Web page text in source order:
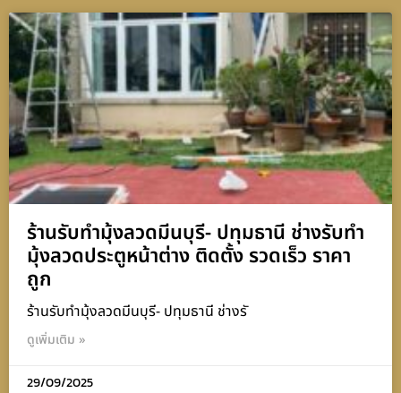
ร้านรับทำมุ้งลวดมีนบุรี- ปทุมธานี ช่างรับทำ
มุ้งลวดประตูหน้าต่าง ติดตั้ง รวดเร็ว ราคา
ถูก
ร้านรับทำมุ้งลวดมีนบุรี- ปทุมธานี ช่างรั
ดูเพิ่มเติม »
29/09/2025